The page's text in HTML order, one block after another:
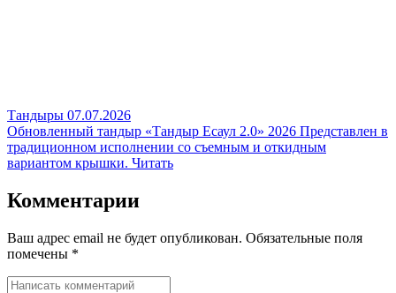
Тандыры 07.07.2026
Обновленный тандыр «Тандыр Есаул 2.0» 2026 Представлен в
традиционном исполнении со съемным и откидным
вариантом крышки. Читать
Комментарии
Ваш адрес email не будет опубликован. Обязательные поля
помечены *